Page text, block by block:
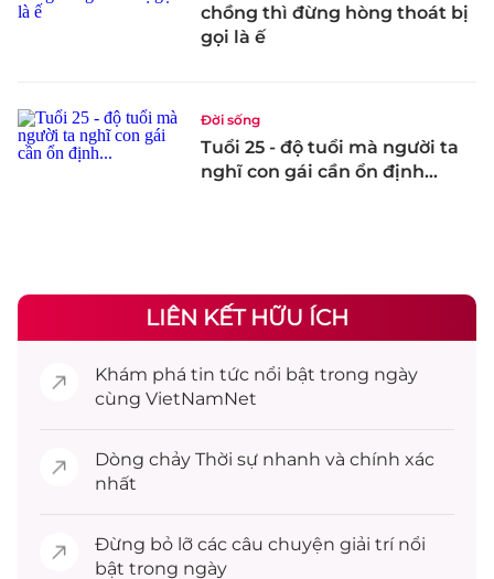
chồng thì đừng hòng thoát bị
gọi là ế
Đời sống
Tuổi 25 - độ tuổi mà người ta
nghĩ con gái cần ổn định...
LIÊN KẾT HỮU ÍCH
Khám phá tin tức nổi bật trong ngày
cùng VietNamNet
Dòng chảy Thời sự nhanh và chính xác
nhất
Đừng bỏ lỡ các câu chuyện giải trínổi
bật trong ngày